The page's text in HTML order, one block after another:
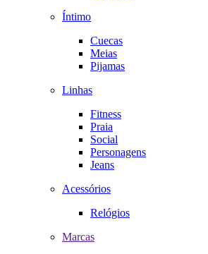
Íntimo
Cuecas
Meias
Pijamas
Linhas
Fitness
Praia
Social
Personagens
Jeans
Acessórios
Relógios
Marcas